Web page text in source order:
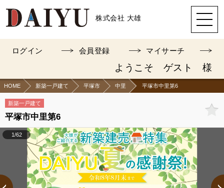
株式会社 大雄
ログイン 会員登録 マイサーチ
ようこそ ゲスト 様
HOME 新築一戸建て 平塚市 中里 平塚市中里第6
新築一戸建て
平塚市中里第6
1/62